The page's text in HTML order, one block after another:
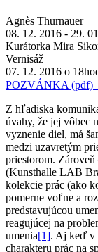
Agnès Thurnauer
08. 12. 2016 - 29.
Kurátorka Mira
Vernisáž
07. 12. 2016 o
POZVÁNKA (pdf)
Z hľadiska
úvahy, že jej vôbec
vyznenie diel, má
medzi uzavretým
priestorom.
(Kunsthalle LAB
kolekcie prác (ako
pomerne voľne a
predstavujúcou
reagujúcej na
umenia[1]. Aj keď v
charakteru prác na